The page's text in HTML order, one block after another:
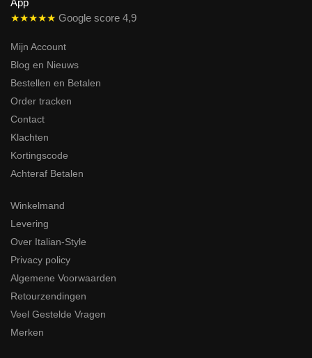
★★★★★ Google score 4,9
Mijn Account
Blog en Nieuws
Bestellen en Betalen
Order tracken
Contact
Klachten
Kortingscode
Achteraf Betalen
Winkelmand
Levering
Over Italian-Style
Privacy policy
Algemene Voorwaarden
Retourzendingen
Veel Gestelde Vragen
Merken